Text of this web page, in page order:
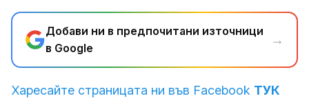
Добави ни в предпочитани източници
в Google
→
Харесайте страницата ни във Facebook ТУК